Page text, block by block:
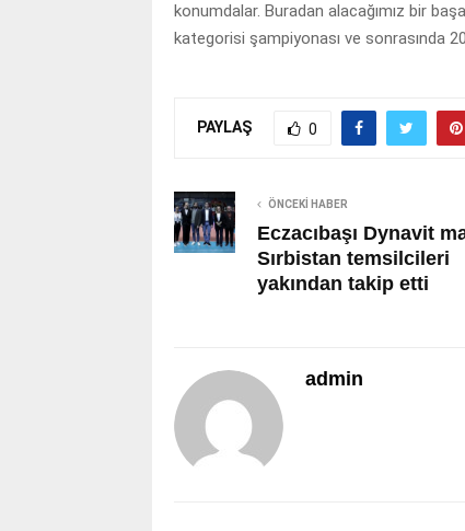
konumdalar. Buradan alacağımız bir
kategorisi şampiyonası ve sonrasında
PAYLAŞ 0
ÖNCEKI HABER
Eczacıbaşı Dynavit
Sırbistan temsilcileri
yakından takip etti
admin